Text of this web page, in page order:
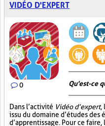
VIDÉO D'EXPERT
0 Qu'est-ce
Dans l’activité Vidéo d’expert,
issu du domaine d’études des
d’apprentissage. Pour ce